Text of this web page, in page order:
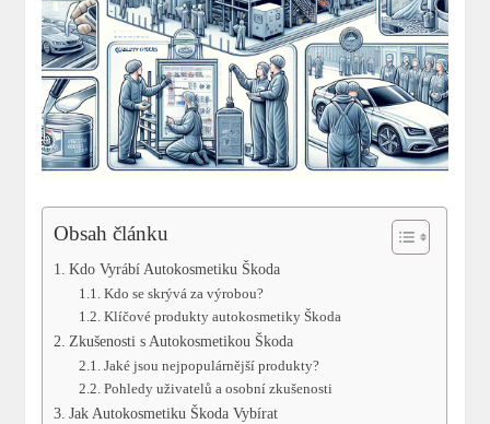
Obsah článku
Kdo Vyrábí Autokosmetiku Škoda
Kdo se skrývá za výrobou?
Klíčové‌ produkty autokosmetiky Škoda
Zkušenosti ​s ⁤Autokosmetikou Škoda
Jaké ⁢jsou nejpopulárnější produkty?
Pohledy uživatelů ⁤a osobní zkušenosti
Jak ⁣Autokosmetiku Škoda Vybírat